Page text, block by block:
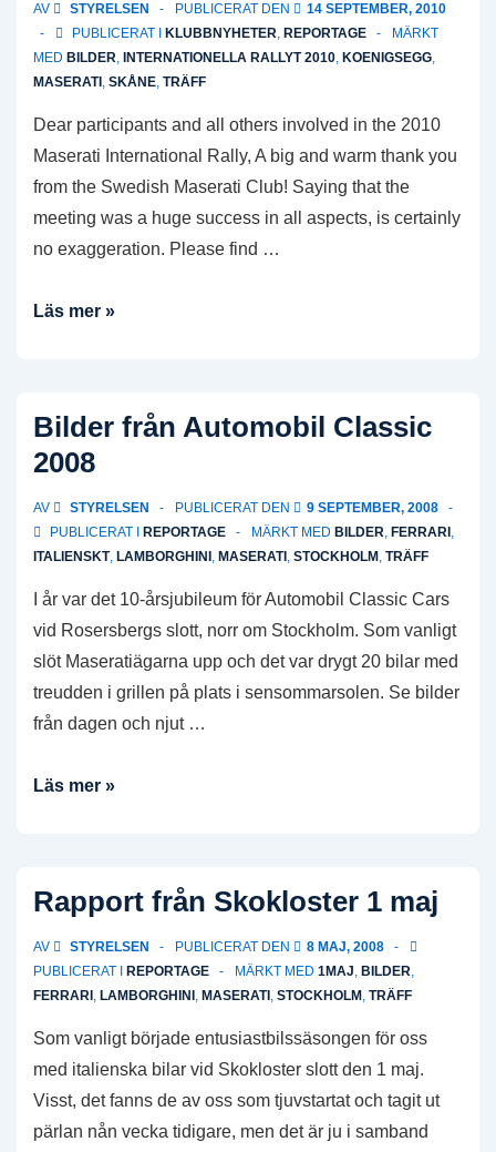
AV STYRELSEN PUBLICERAT DEN
14 SEPTEMBER, 2010
PUBLICERAT I
KLUBBNYHETER, REPORTAGE
MÄRKT
MED BILDER, INTERNATIONELLA RALLYT 2010, KOENIGSEGG,
MASERATI , SKÅNE, TRÄFF
Dear participants and all others involved in the 2010
Maserati International Rally, A big and warm thank you
from the Swedish Maserati Club! Saying that the
meeting was a huge success in all aspects, is certainly
no exaggeration. Please find …
Maserati
–
Thank
Läs mer »
Bilder från Automobil Classic
2008
AV STYRELSEN PUBLICERAT DEN
9 SEPTEMBER, 2008
PUBLICERAT I
REPORTAGE MÄRKT MED BILDER, FERRARI ,
ITALIENSKT, LAMBORGHINI , MASERATI , STOCKHOLM , TRÄFF
I år var det 10-årsjubileum för Automobil Classic Cars
vid Rosersbergs slott, norr om Stockholm. Som vanligt
slöt Maseratiägarna upp och det var drygt 20 bilar med
treudden i grillen på plats i sensommarsolen. Se bilder
från dagen och njut …
Bilder
2008
Läs mer »
Rapport från Skokloster 1 maj
AV STYRELSEN PUBLICERAT DEN
8 MAJ, 2008
PUBLICERAT I
REPORTAGE MÄRKT MED 1MAJ, BILDER,
FERRARI , LAMBORGHINI , MASERATI , STOCKHOLM , TRÄFF
Som vanligt började entusiastbilssäsongen för oss
med italienska bilar vid Skokloster slott den 1 maj.
Visst, det fanns de av oss som tjuvstartat och tagit ut
pärlan nån vecka tidigare, men det är ju i samband